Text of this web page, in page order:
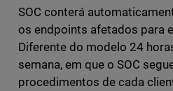
SOC conterá
os endpoints afetados para
Diferente do modelo 24
semana, em que o SOC
procedimentos de cada